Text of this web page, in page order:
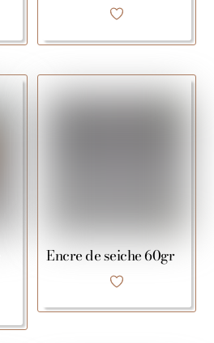
Encre de seiche 60gr